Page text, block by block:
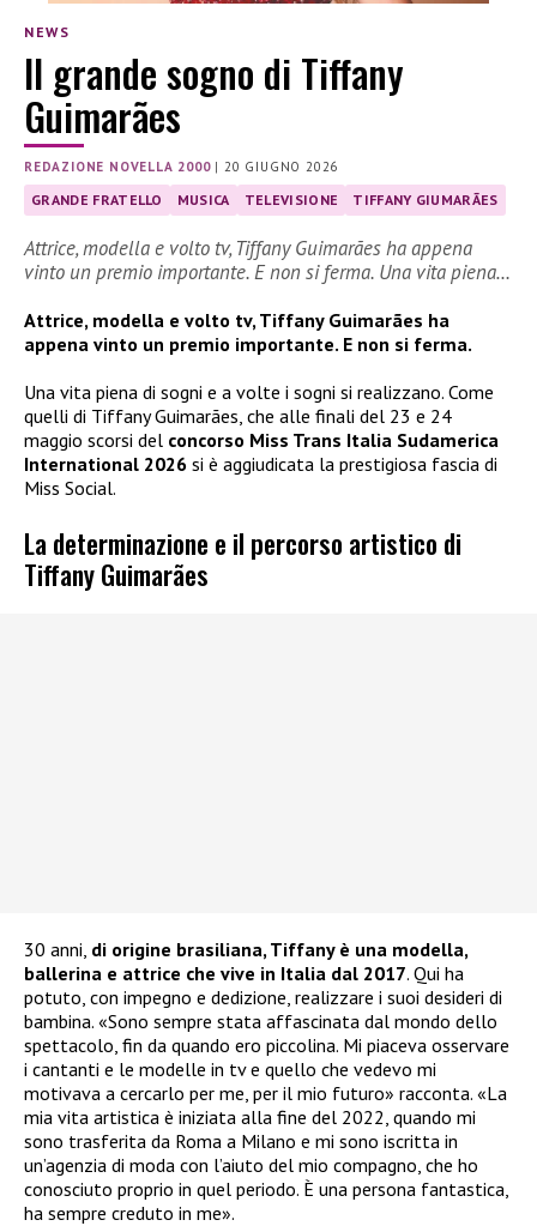
NEWS
Il grande sogno di Tiffany
Guimarães
REDAZIONE NOVELLA 2000|20 GIUGNO 2026
GRANDE FRATELLO MUSICA TELEVISIONE TIFFANY GIUMARÃES
Attrice, modella e volto tv, Tiffany Guimarães ha appena
vinto un premio importante. E non si ferma. Una vita piena…
Attrice, modella e volto tv, Tiffany Guimarães ha
appena vinto un premio importante. E non si ferma.
Una vita piena di sogni e a volte i sogni si realizzano. Come
quelli di Tiffany Guimarães, che alle finali del 23 e 24
maggio scorsi del concorso Miss Trans Italia Sudamerica
International 2026 si è aggiudicata la prestigiosa fascia di
Miss Social.
La determinazione e il percorso artistico di
Tiffany Guimarães
30 anni, di origine brasiliana, Tiffany è una modella,
ballerina e attrice che vive in Italia dal 2017. Qui ha
potuto, con impegno e dedizione, realizzare i suoi desideri di
bambina. «Sono sempre stata affascinata dal mondo dello
spettacolo, fin da quando ero piccolina. Mi piaceva osservare
i cantanti e le modelle in tv e quello che vedevo mi
motivava a cercarlo per me, per il mio futuro» racconta. «La
mia vita artistica è iniziata alla fine del 2022, quando mi
sono trasferita da Roma a Milano e mi sono iscritta in
un’agenzia di moda con l’aiuto del mio compagno, che ho
conosciuto proprio in quel periodo. È una persona fantastica,
ha sempre creduto in me».